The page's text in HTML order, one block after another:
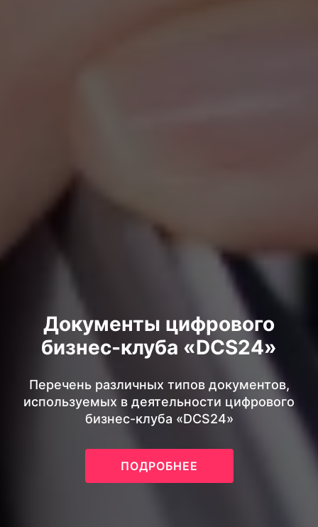
Документы цифрового
бизнес-клуба «DCS24»
Перечень различных типов документов,
используемых в деятельности цифрового
бизнес-клуба «DCS24»
ПОДРОБНЕЕ